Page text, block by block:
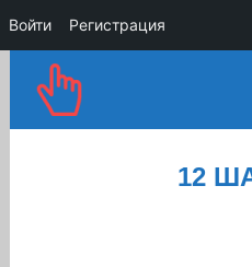
12
Войти Регистрация